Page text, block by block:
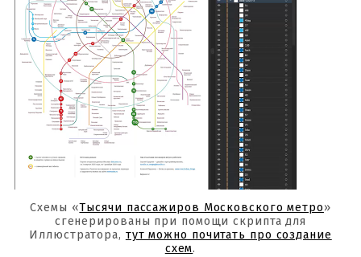
Схемы «Тысячи пассажиров Московского метро»
сгенерированы при помощи скрипта для
Иллюстратора, тут можно почитать про создание
схем.